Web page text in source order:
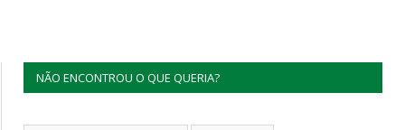
NÃO ENCONTROU O QUE QUERIA?